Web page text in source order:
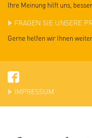
Ihre Meinung hilft uns,
FRAGEN SIE UNSERE
Gerne helfen wir Ihnen
IMPRESSUM